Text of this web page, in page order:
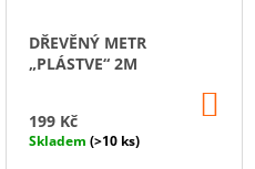
DŘEVĚNÝ METR
„PLÁSTVE“ 2M
199 Kč
Skladem (>10 ks)